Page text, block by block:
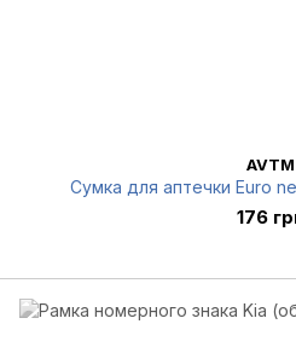
AVTM
Сумка для аптечки Euro
176